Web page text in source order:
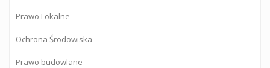
Prawo Lokalne
Ochrona Środowiska
Prawo budowlane